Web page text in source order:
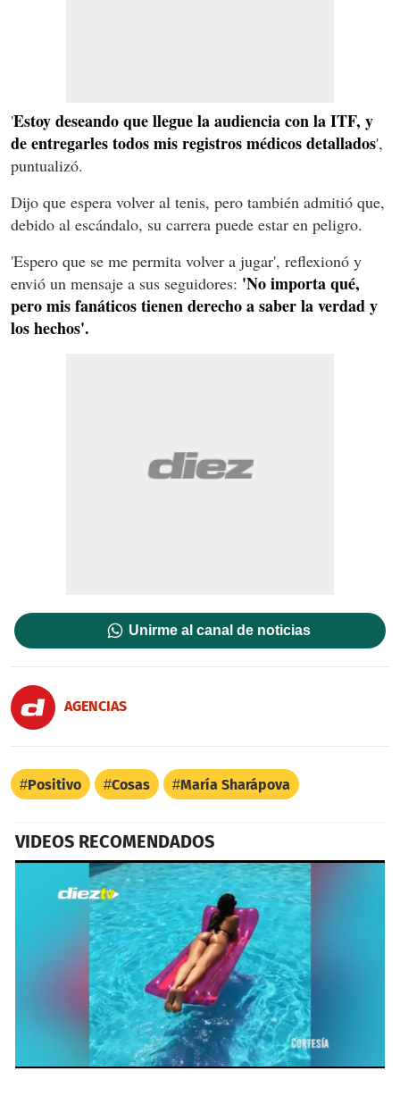
'Estoy deseando que llegue la audiencia con la ITF, y
de entregarles todos mis registros médicos detallados',
puntualizó.
Dijo que espera volver al tenis, pero también admitió que,
debido al escándalo, su carrera puede estar en peligro.
'Espero que se me permita volver a jugar', reflexionó y
envió un mensaje a sus seguidores: 'No importa qué,
pero mis fanáticos tienen derecho a saber la verdad y
los hechos'.
Unirme al canal de noticias
AGENCIAS
Positivo Cosas María Sharápova
VIDEOS RECOMENDADOS